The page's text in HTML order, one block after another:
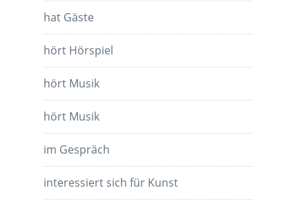
hat Gäste
hört Hörspiel
hört Musik
hört Musik
im Gespräch
interessiert sich für Kunst